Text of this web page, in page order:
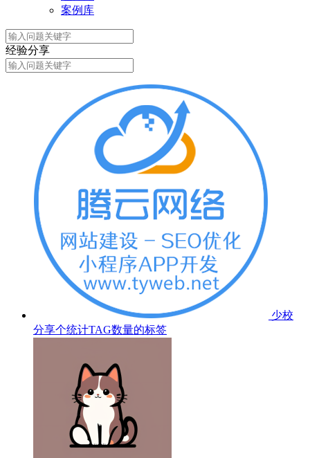
案例库
经验分享
少校
分享个统计TAG数量的标签